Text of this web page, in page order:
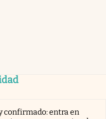
confirmado: entra en